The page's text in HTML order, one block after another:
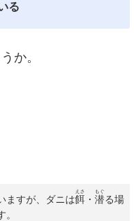
る
か。
ますが、ダニは餌
えさ
・ 潜
もぐ
る場